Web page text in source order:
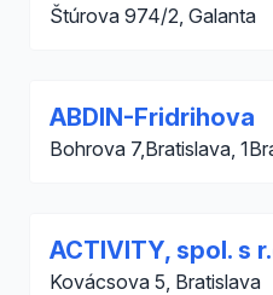
Štúrova 974/2, Galanta
ABDIN-Fridrihova
Bohrova 7,Bratislava,
ACTIVITY, spol. s
Kovácsova 5, Bratislava